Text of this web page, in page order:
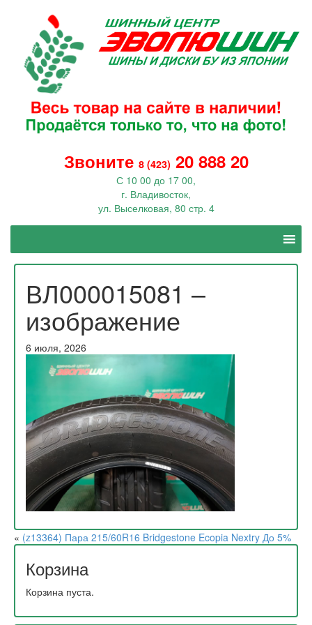
Звоните 8 (423) 20 888 20
С 10 00 до 17 00,
г. Владивосток,
ул. Выселковая, 80 стр. 4
ВЛ000015081 –
изображение
6 июля, 2026
« (z13364) Пара 215/60R16 Bridgestone Ecopia Nextry До 5%
Корзина
Корзина пуста.